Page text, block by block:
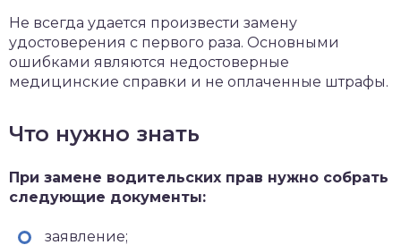
Не всегда удается произвести замену
удостоверения с первого раза. Основными
ошибками являются недостоверные
медицинские справки и не оплаченные штрафы.
Что нужно знать
При замене водительских прав нужно собрать
следующие документы:
заявление;